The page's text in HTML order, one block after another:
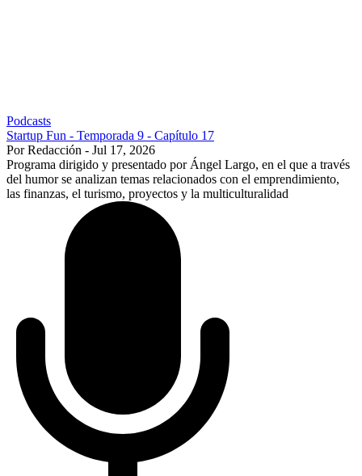
Podcasts
Startup Fun - Temporada 9 - Capítulo 17
Por Redacción - Jul 17, 2026
Programa dirigido y presentado por Ángel Largo, en el que a través
del humor se analizan temas relacionados con el emprendimiento,
las finanzas, el turismo, proyectos y la multiculturalidad